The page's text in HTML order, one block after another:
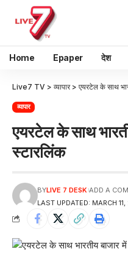
Home Epaper देश
Live7 TV > व्यापार> एयरटेल के साथ
व्यापार
एयरटेल के साथ
स्टारलिंक
LAST UPDATED: MARCH
BYLIVE 7 DESK ADD A